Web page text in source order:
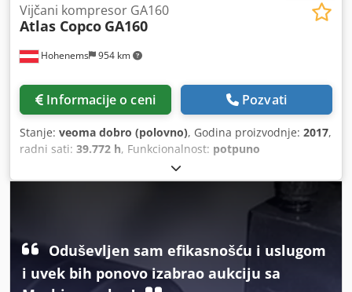
Hohenems 954 km
Vijčani kompresor GA160
Atlas Copco GA160
Informacije o ceni Pozvati
Stanje: veoma dobro (polovno), Godina proizvodnje: 2017,
radni sati: 39.772 h, Funkcionalnost: potpuno
, Vijčani kompresor Atlas Copco GA160 160
kW 7,5 bar Djdpfeyzhccsx Ahkewa 30,20 m3/min Godina
Oduševljen sam efikasnošću i uslugom
i uvek bih ponovo izabrao aukciju sa